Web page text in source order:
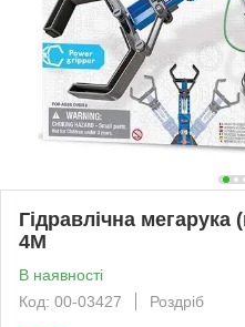
Гідравлічна мегарука
4M
В наявності
Код: 00-03427
Роздріб